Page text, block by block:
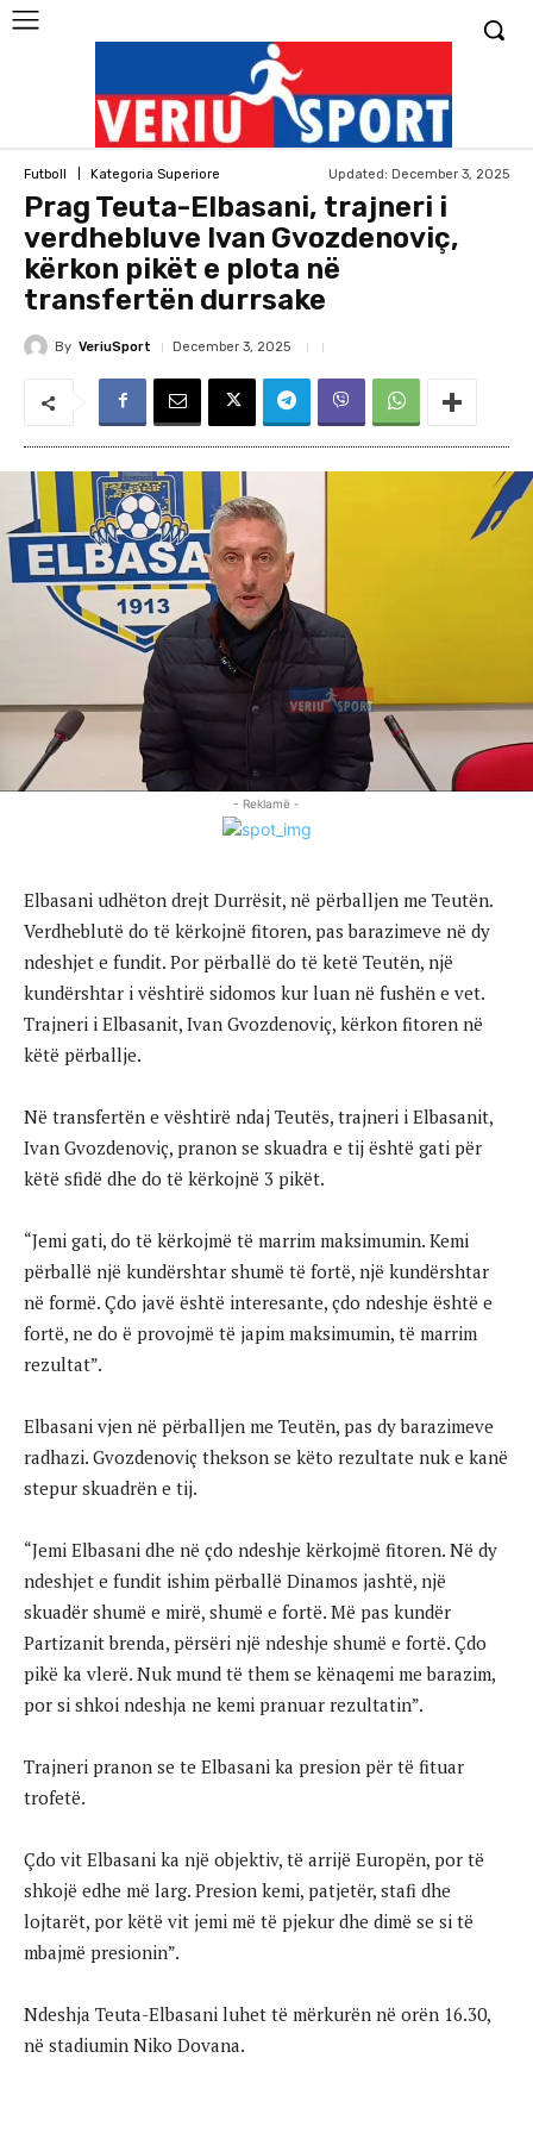
Futboll Kategoria Superiore Updated: December 3, 2025
Prag Teuta-Elbasani, trajneri i
verdhebluve Ivan Gvozdenoviç,
kërkon pikët e plota në
transfertën durrsake
By VeriuSport December 3, 2025
- Reklamë -
Elbasani udhëton drejt Durrësit, në përballjen me Teutën.
Verdheblutë do të kërkojnë fitoren, pas barazimeve në dy
ndeshjet e fundit. Por përballë do të ketë Teutën, një
kundërshtar i vështirë sidomos kur luan në fushën e vet.
Trajneri i Elbasanit, Ivan Gvozdenoviç, kërkon fitoren në
këtë përballje.
Në transfertën e vështirë ndaj Teutës, trajneri i Elbasanit,
Ivan Gvozdenoviç, pranon se skuadra e tij është gati për
këtë sfidë dhe do të kërkojnë 3 pikët.
“Jemi gati, do të kërkojmë të marrim maksimumin. Kemi
përballë një kundërshtar shumë të fortë, një kundërshtar
në formë. Çdo javë është interesante, çdo ndeshje është e
fortë, ne do ë provojmë të japim maksimumin, të marrim
rezultat”.
Elbasani vjen në përballjen me Teutën, pas dy barazimeve
radhazi. Gvozdenoviç thekson se këto rezultate nuk e kanë
stepur skuadrën e tij.
“Jemi Elbasani dhe në çdo ndeshje kërkojmë fitoren. Në dy
ndeshjet e fundit ishim përballë Dinamos jashtë, një
skuadër shumë e mirë, shumë e fortë. Më pas kundër
Partizanit brenda, përsëri një ndeshje shumë e fortë. Çdo
pikë ka vlerë. Nuk mund të them se kënaqemi me barazim,
por si shkoi ndeshja ne kemi pranuar rezultatin”.
Trajneri pranon se te Elbasani ka presion për të fituar
trofetë.
Çdo vit Elbasani ka një objektiv, të arrijë Europën, por të
shkojë edhe më larg. Presion kemi, patjetër, stafi dhe
lojtarët, por këtë vit jemi më të pjekur dhe dimë se si të
mbajmë presionin”.
Ndeshja Teuta-Elbasani luhet të mërkurën në orën 16.30,
në stadiumin Niko Dovana.